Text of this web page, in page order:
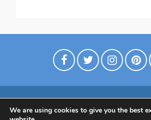
Digimarkkinointia
We are using cookies to give you the best